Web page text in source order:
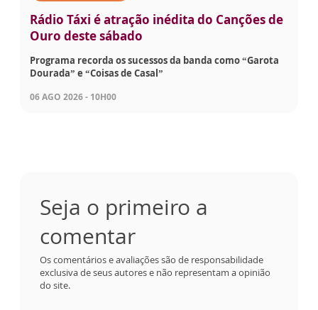
Rádio Táxi é atração inédita do Canções de
Ouro deste sábado
Programa recorda os sucessos da banda como “Garota
Dourada” e “Coisas de Casal”
06 AGO 2026 - 10H00
Seja o primeiro a
comentar
Os comentários e avaliações são de responsabilidade
exclusiva de seus autores e não representam a opinião
do site.